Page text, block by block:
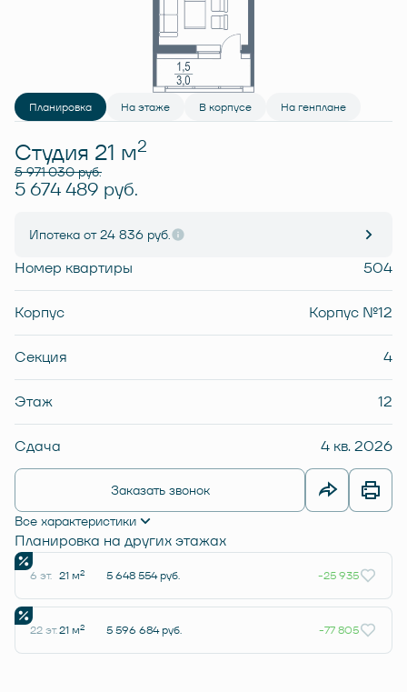
Планировка На этаже В корпусе На генплане
Студия 21 м2
5 971 030 руб.
5 674 489 руб.
Ипотека от 24 836 руб.
Номер квартиры 504
Корпус Корпус №12
Секция 4
Этаж 12
Сдача 4 кв. 2026
Заказать звонок
Все характеристики
Планировка на других этажах
6 эт. 21 м2 5 648 554 руб. -25 935
22 эт.21 м2 5 596 684 руб. -77 805